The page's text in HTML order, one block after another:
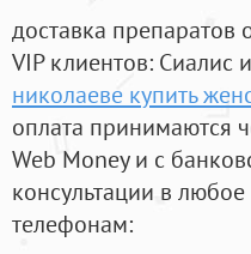
доставка препаратов
VIP клиентов: Сиалис
николаеве купить
оплата принимаются
Web Money и с
консультации в
телефонам: